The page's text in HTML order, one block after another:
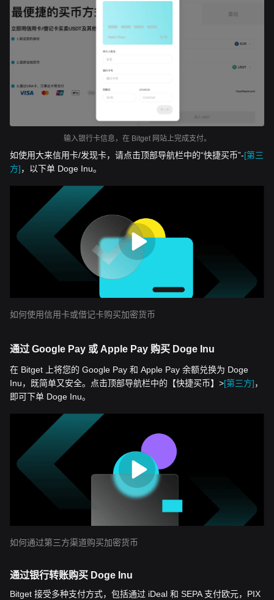
输入银行卡信息，在 Bitget 网站上完成支付。
如使用大来信用卡/发现卡，请点击顶部导航栏中的“快捷买币”-[第三
方]，以下单 Doge Inu。
如何使用信用卡或借记卡购买加密货币
通过 Google Pay 或 Apple Pay 购买 Doge Inu
在 Bitget 上将您的 Google Pay 和 Apple Pay 余额兑换为 Doge
Inu，既简单又安全。点击顶部导航栏中的【快捷买币】>[第三方]，
即可下单 Doge Inu。
如何通过第三方渠道购买加密货币
通过银行转账购买 Doge Inu
Bitget 接受多种支付方式，包括通过 iDeal 和 SEPA 支付欧元，PIX